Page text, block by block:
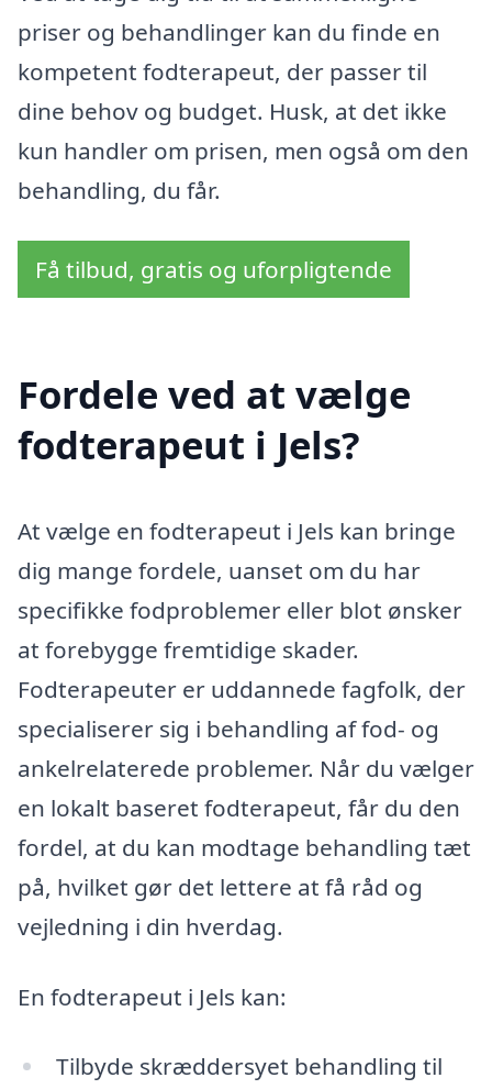
priser og behandlinger kan du finde en
kompetent fodterapeut, der passer til
dine behov og budget. Husk, at det ikke
kun handler om prisen, men også om den
behandling, du får.
Få tilbud, gratis og uforpligtende
Fordele ved at vælge
fodterapeut i Jels?
At vælge en fodterapeut i Jels kan bringe
dig mange fordele, uanset om du har
specifikke fodproblemer eller blot ønsker
at forebygge fremtidige skader.
Fodterapeuter er uddannede fagfolk, der
specialiserer sig i behandling af fod- og
ankelrelaterede problemer. Når du vælger
en lokalt baseret fodterapeut, får du den
fordel, at du kan modtage behandling tæt
på, hvilket gør det lettere at få råd og
vejledning i din hverdag.
En fodterapeut i Jels kan:
Tilbyde skræddersyet behandling til